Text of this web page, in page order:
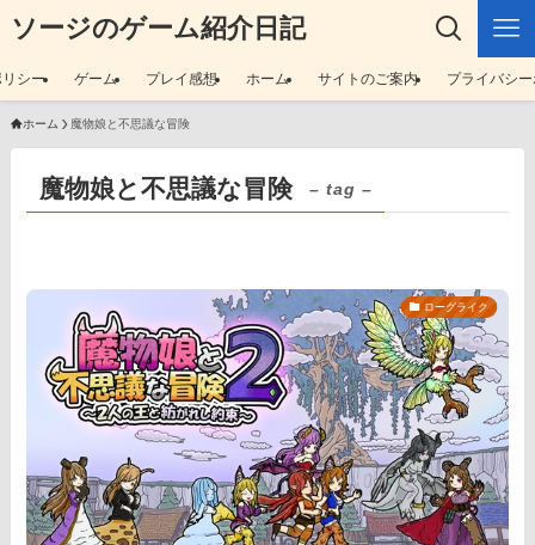
ソージのゲーム紹介日記
シー ゲーム プレイ感想 ホーム サイトのご案内 プライバシ
ホーム 魔物娘と不思議な冒険
魔物娘と不思議な冒険 – tag –
ローグライク